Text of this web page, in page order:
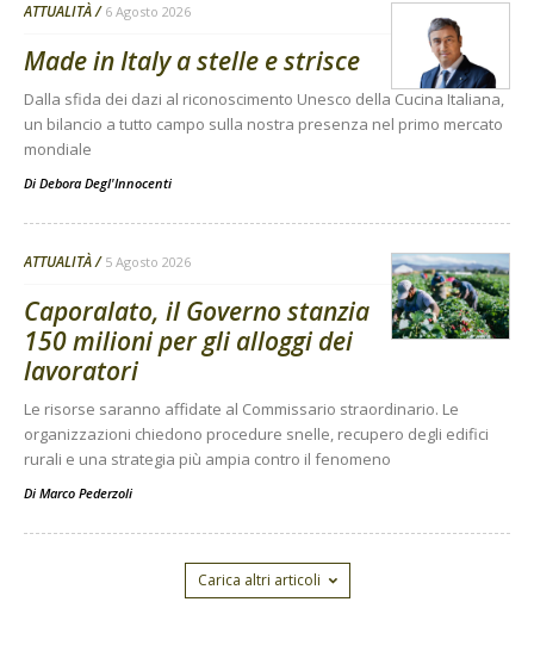
ATTUALITÀ 6 Agosto 2026
Made in Italy a stelle e strisce
Dalla sfida dei dazi al riconoscimento Unesco della Cucina Italiana,
un bilancio a tutto campo sulla nostra presenza nel primo mercato
mondiale
Di Debora Degl'Innocenti
ATTUALITÀ 5 Agosto 2026
Caporalato, il Governo stanzia
150 milioni per gli alloggi dei
lavoratori
Le risorse saranno affidate al Commissario straordinario. Le
organizzazioni chiedono procedure snelle, recupero degli edifici
rurali e una strategia più ampia contro il fenomeno
Di Marco Pederzoli
Carica altri articoli